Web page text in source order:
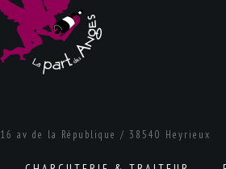
16 av de la République / 38540 Heyrieux